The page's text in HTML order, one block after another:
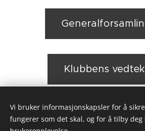
Klubbens
Vi bruker informasjonskapsler for å
fungerer som det skal, og for å tilby